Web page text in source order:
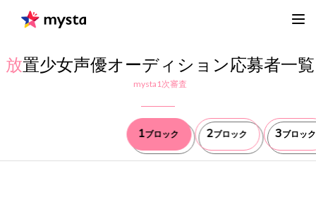
放置少女声優オーディション応募者一覧
mysta1次審査
1ブロック 2ブロック 3ブロック